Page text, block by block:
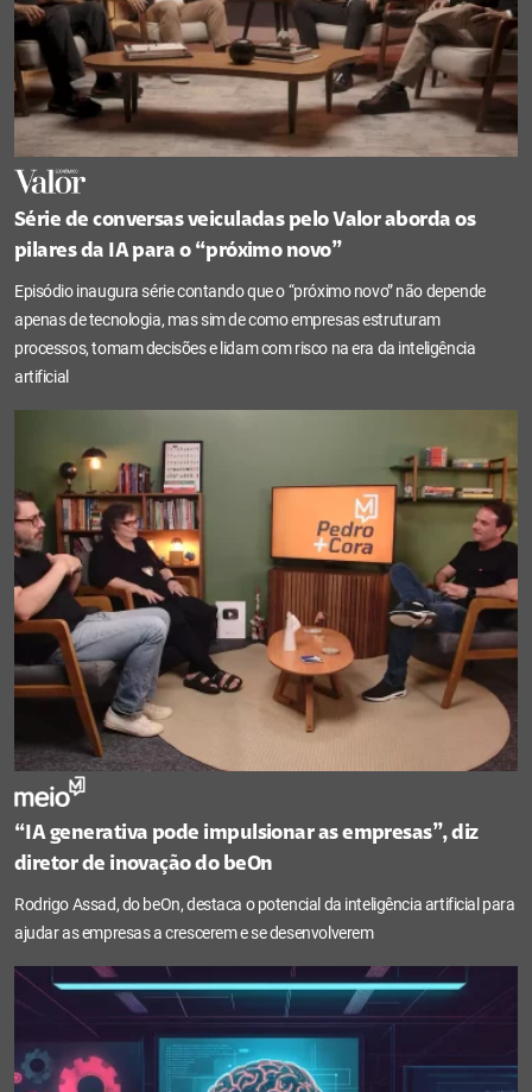
Série de conversas veiculadas pelo Valor aborda os
pilares da IA para o “próximo novo”
Episódio inaugura série contando que o “próximo novo” não depende
apenas de tecnologia, mas sim de como empresas estruturam
processos, tomam decisões e lidam com risco na era da inteligência
artificial
“IA generativa pode impulsionar as empresas”, diz
diretor de inovação do beOn
Rodrigo Assad, do beOn, destaca o potencial da inteligência artificial para
ajudar as empresas a crescerem e se desenvolverem